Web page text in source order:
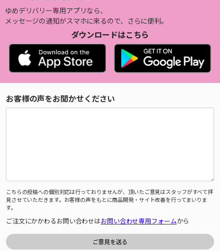
ゆめデリバリー専用アプリなら、
メッセージの通知がスマホに来るので、さらに便利。
ダウンロードはこちら
お客様の声をお聞かせください
こちらの投稿への個別対応は行っておりませんが、頂いたご意見はスタッフがすべて拝
見させていただきます。お客様の声をもとに商品開発・サイト改善を行ってまいりま
す。
ご注文にかかわるお問い合わせはお問い合わせ専用フォームから